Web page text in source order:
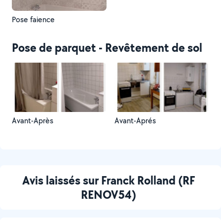
Pose faience
Pose de parquet - Revêtement de sol
Avant-Après Avant-Aprés
Avis laissés sur Franck Rolland (RF
RENOV54)